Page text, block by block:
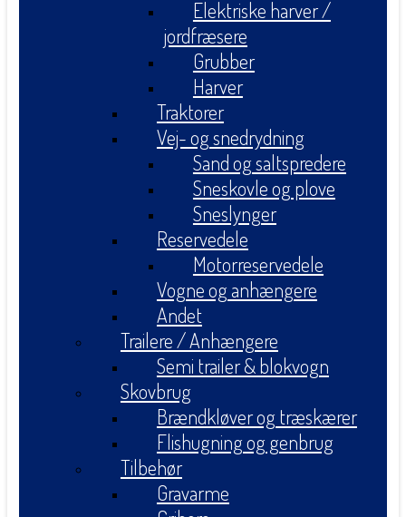
Elektriske harver /
jordfræsere
Grubber
Harver
Traktorer
Vej- og snedrydning
Sand og saltspredere
Sneskovle og plove
Sneslynger
Reservedele
Motorreservedele
Vogne og anhængere
Andet
Trailere / Anhængere
Semi trailer & blokvogn
Skovbrug
Brændkløver og træskærer
Flishugning og genbrug
Tilbehør
Gravarme